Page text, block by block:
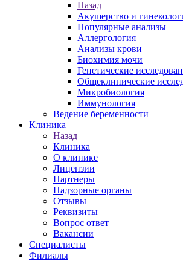
Назад
Акушерство и
Популярные анализы
Аллергология
Анализы крови
Биохимия мочи
Генетические
Общеклинические
Микробиология
Иммунология
Ведение беременности
Клиника
Назад
Клиника
О клинике
Лицензии
Партнеры
Надзорные органы
Отзывы
Реквизиты
Вопрос ответ
Вакансии
Специалисты
Филиалы